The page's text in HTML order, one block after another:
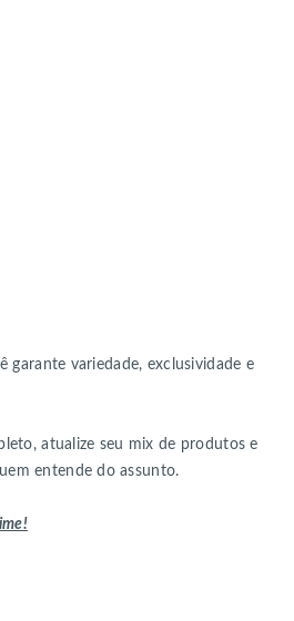
garante variedade, exclusividade e
atualize seu mix de produtos e
entende do assunto.